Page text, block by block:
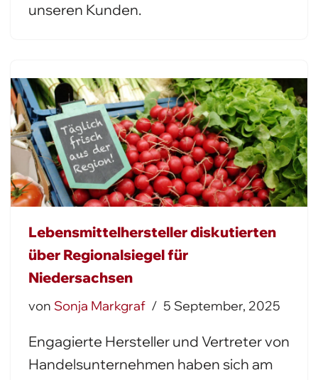
unseren Kunden.
Lebensmittelhersteller diskutierten
über Regionalsiegel für
Niedersachsen
von Sonja Markgraf 5 September, 2025
Engagierte Hersteller und Vertreter von
Handelsunternehmen haben sich am